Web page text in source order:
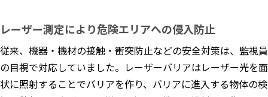
レーザー測定により危険エリアへの侵入防止
従来、機器・機材の接触・衝突防止などの安全対策は、監視員
の目視で対応していました。レーザーバリアはレーザー光を面
状に照射することでバリアを作り、バリアに進入する物体の検